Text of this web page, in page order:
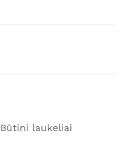
Būtini laukeliai